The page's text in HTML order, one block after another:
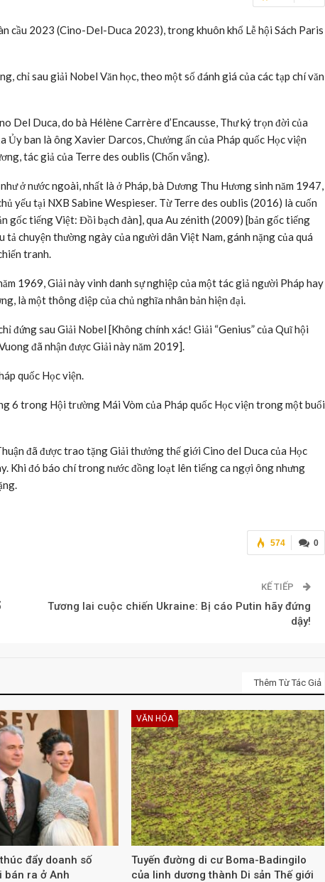
cầu 2023 (Cino-Del-Duca 2023), trong khuôn khổ Lễ hội Sách Paris
sau giải Nobel Văn học, theo một số đánh giá của các tạp chí văn
Del Duca, do bà Hélène Carrère d’Encausse, Thư ký trọn đời của
Ủy ban là ông Xavier Darcos, Chưởng ấn của Pháp quốc Học viện
tác giả của Terre des oublis (Chốn vắng).
ở nước ngoài, nhất là ở Pháp, bà Dương Thu Hương sinh năm 1947,
yếu tại NXB Sabine Wespieser. Từ Terre des oublis (2016) là cuốn
gốc tiếng Việt: Đồi bạch đàn], qua Au zénith (2009) [bản gốc tiếng
chuyện thường ngày của người dân Việt Nam, gánh nặng của quá
tranh.
1969, Giải này vinh danh sự nghiệp của một tác giả người Pháp hay
là một thông điệp của chủ nghĩa nhân bản hiện đại.
đứng sau Giải Nobel [Không chính xác! Giải “Genius” của Quĩ hội
đã nhận được Giải này năm 2019].
quốc Học viện.
6 trong Hội trường Mái Vòm của Pháp quốc Học viện trong một buổi
đã được trao tặng Giải thưởng thế giới Cino del Duca của Học
Khi đó báo chí trong nước đồng loạt lên tiếng ca ngợi ông nhưng
0
574
KẾ TIẾP
Tương lai cuộc chiến Ukraine: Bị cáo Putin hãy đứng
dậy!
Thêm Từ Tác Giả
thúc đẩy doanh số
bán ra ở Anh
VĂN HÓA
Tuyến đường di cư Boma-Badingilo
của linh dương thành Di sản Thế giới